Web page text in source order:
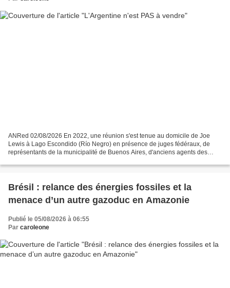
ANRed 02/08/2026 En 2022, une réunion s'est tenue au domicile de Joe
Lewis à Lago Escondido (Río Negro) en présence de juges fédéraux, de
représentants de la municipalité de Buenos Aires, d'anciens agents des
Brésil : relance des énergies fossiles et la
menace d’un autre gazoduc en Amazonie
Publié le 05/08/2026 à 06:55
Par caroleone